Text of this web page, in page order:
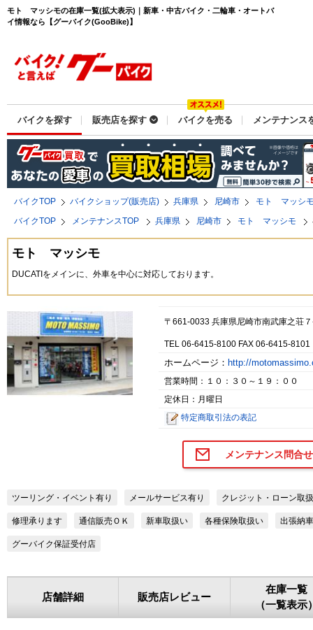
モト マッシモの在庫一覧(拡大表示)｜新車・中古バイク・二輪車・オートバ
イ情報なら【グーバイク(GooBike)】
バイクを探す 販売店を探す バイクを売る メンテナンス
バイクTOP バイクショップ(販売店) 兵庫県 尼崎市
モト マッシ
バイクTOP
メンテナンスTOP 兵庫県 尼崎市 モト マッシモ
モト マッシモ
DUCATIをメインに、外車を中心に対応しております。
〒661-0033 兵庫県尼崎市南武庫之荘
TEL 06-6415-8100 FAX 06-6415-8101
ホームページ： http://
営業時間：１０：３０～１９：００
定休日：月曜日
特定商取引法の表記
メンテナンス問合せ
ツーリング・イベント有り メールサービス有り クレジット・ローン取
修理承ります 通信販売ＯＫ 新車取扱い 各種保険取扱い 出張納車
グーバイク保証受付店
店舗詳細 販売店レビュー
在庫一覧
（一覧表示